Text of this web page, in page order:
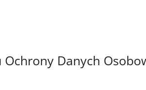
Ochrony Danych